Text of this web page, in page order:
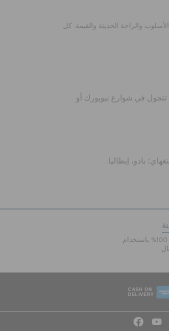
والراحة الحديثة والقيمة. كل
كروكس في أية لحظة بينما تتجول في شوارع نيويورك أو
بادو، إيطاليا.
عمليات دفع آمنة 100% باستخدام
CASH ON
DELIVERY